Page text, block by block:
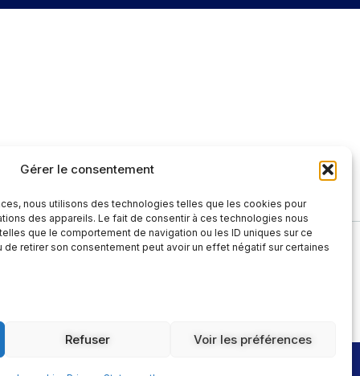
Gérer le consentement
nous utilisons des technologies telles que les cookies pour
des appareils. Le fait de consentir à ces technologies nous
que le comportement de navigation ou les ID uniques sur ce
de retirer son consentement peut avoir un effet négatif sur certaines
Refuser Voir les préférences
Politique de cookies (UE)